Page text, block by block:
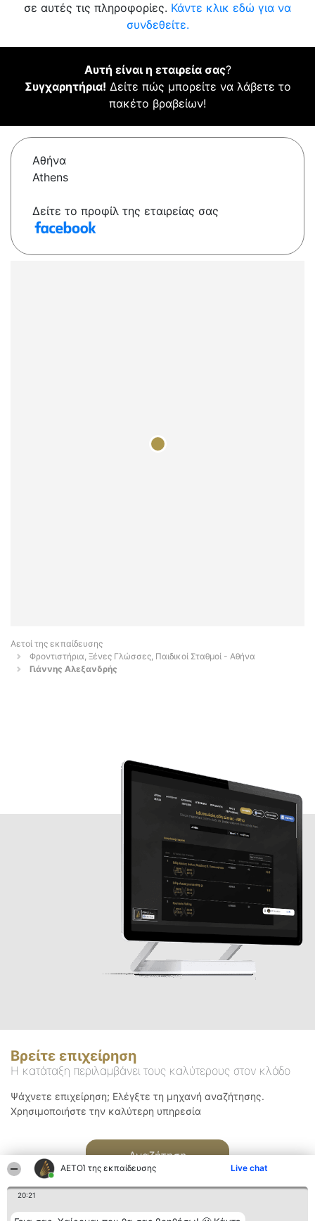
ΑΕΤΟΊ της εκπαίδευσης Live chat
20:21
σε αυτές τις πληροφορίες. Κάντε κλικ εδώ για να
συνδεθείτε.
Αυτή είναι η εταιρεία σας?
Συγχαρητήρια! Δείτε πώς μπορείτε να λάβετε το
πακέτο βραβείων!
Αθήνα
Athens
Δείτε το προφίλ της εταιρείας σας
Αετοί της εκπαίδευσης
Φροντιστήρια, Ξένες Γλώσσες, Παιδικοί Σταθμοί - Αθήνα
Γιάννης Αλεξανδρής
Βρείτε επιχείρηση
Η κατάταξη περιλαμβάνει τους καλύτερους στον κλάδο
Ψάχνετε επιχείρηση; Ελέγξτε τη μηχανή αναζήτησης.
Χρησιμοποιήστε την καλύτερη υπηρεσία
Αναζήτηση